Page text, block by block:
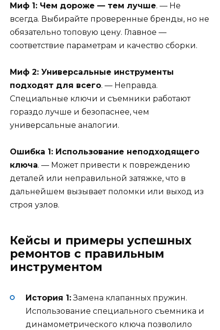
Миф 1: Чем дороже — тем лучше. — Не
всегда. Выбирайте проверенные бренды, но не
обязательно топовую цену. Главное —
соответствие параметрам и качество сборки.
Миф 2: Универсальные инструменты
подходят для всего. — Неправда.
Специальные ключи и съемники работают
гораздо лучше и безопаснее, чем
универсальные аналогии.
Ошибка 1: Использование неподходящего
ключа. — Может привести к повреждению
деталей или неправильной затяжке, что в
дальнейшем вызывает поломки или выход из
строя узлов.
Кейсы и примеры успешных
ремонтов с правильным
инструментом
История 1:Замена клапанных пружин.
Использование специального съемника и
динамометрического ключа позволило